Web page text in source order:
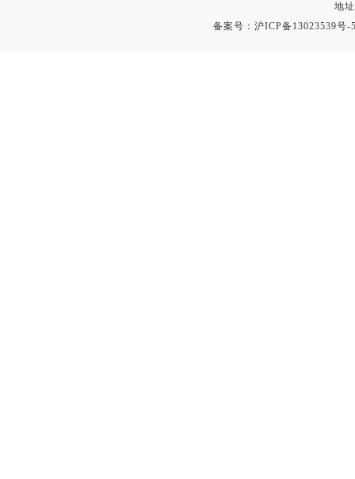
地
备案号：沪ICP备13023539号-